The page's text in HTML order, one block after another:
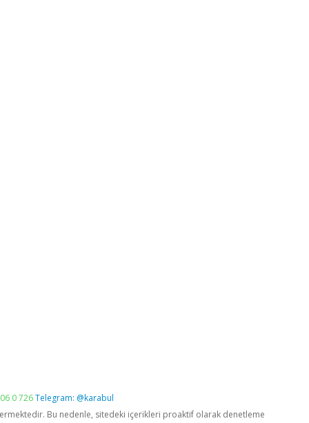
0 726Telegram: @karabul
Bu nedenle, sitedeki içerikleri proaktif olarak denetleme